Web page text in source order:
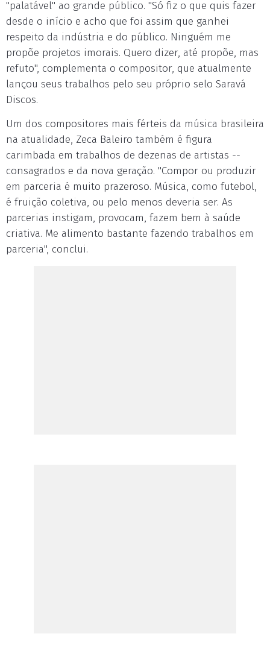
"palatável" ao grande público. "Só fiz o que quis fazer
desde o início e acho que foi assim que ganhei
respeito da indústria e do público. Ninguém me
propõe projetos imorais. Quero dizer, até propõe, mas
refuto", complementa o compositor, que atualmente
lançou seus trabalhos pelo seu próprio selo Saravá
Discos.
Um dos compositores mais férteis da música brasileira
na atualidade, Zeca Baleiro também é figura
carimbada em trabalhos de dezenas de artistas --
consagrados e da nova geração. "Compor ou produzir
em parceria é muito prazeroso. Música, como futebol,
é fruição coletiva, ou pelo menos deveria ser. As
parcerias instigam, provocam, fazem bem à saúde
criativa. Me alimento bastante fazendo trabalhos em
parceria", conclui.